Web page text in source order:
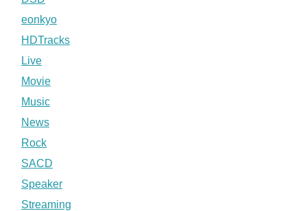
eonkyo
HDTracks
Live
Movie
Music
News
Rock
SACD
Speaker
Streaming